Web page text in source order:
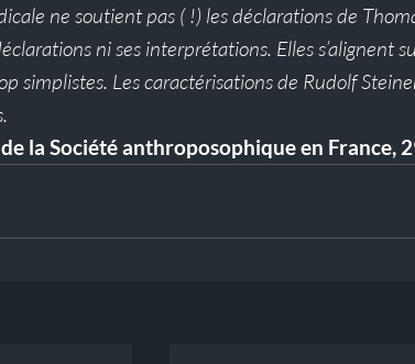
ne soutient pas ( !) les déclarations de
ni ses interprétations. Elles s’alignent
simplistes. Les caractérisations de Rudolf
la Société anthroposophique en France,